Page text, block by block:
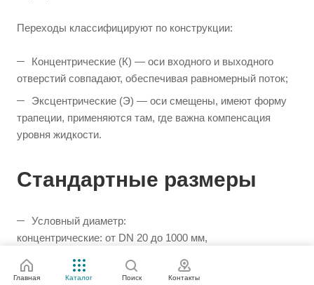
Переходы классифицируют по конструкции:
Концентрические (К) — оси входного и выходного
отверстий совпадают, обеспечивая равномерный поток;
Эксцентрические (Э) — оси смещены, имеют форму
трапеции, применяются там, где важна компенсация
уровня жидкости.
Стандартные размеры
Условный диаметр:
концентрические: от DN 20 до 1000 мм,
Толщина стенки: от 2,0 до 12,5 мм или до 28,0 мм;
Главная Каталог Поиск Контакты